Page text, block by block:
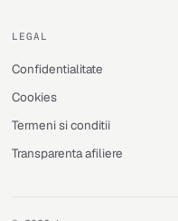
LEGAL
Confidentialitate
Cookies
Termeni si conditii
Transparenta afiliere